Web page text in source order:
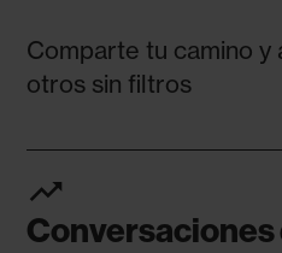
Comparte tu camino y
otros sin filtros
trending_up
Conversaciones